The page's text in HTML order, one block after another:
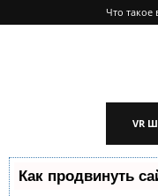
Что такое
VR
Как продвинуть